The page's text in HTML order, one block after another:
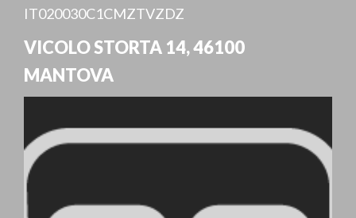
IT020030C1CMZTVZDZ
VICOLO STORTA 14,46100
MANTOVA